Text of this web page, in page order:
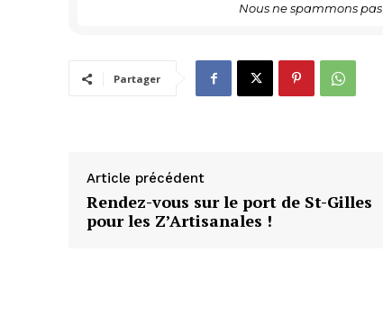
Nous ne spammons
Partager
Article précédent
Rendez-vous sur le port de St-Gilles
pour les Z’Artisanales !